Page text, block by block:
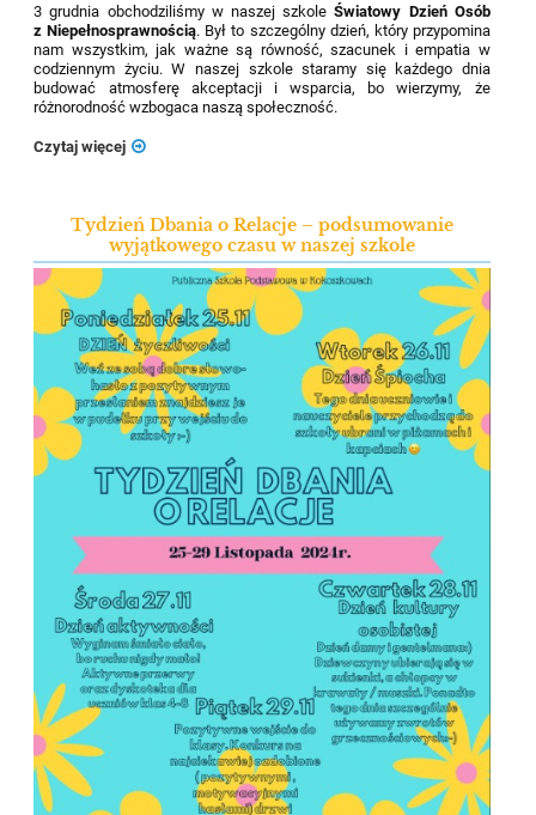
3 grudnia obchodziliśmy w naszej szkoleŚwiatowy Dzień Osób
z Niepełnosprawnością. Był to szczególny dzień, który przypomina
nam wszystkim, jak ważne są równość, szacunek i empatia w
codziennym życiu. W naszej szkole staramy się każdego dnia
budować atmosferę akceptacji i wsparcia, bo wierzymy, że
różnorodność wzbogaca naszą społeczność.
Czytaj więcej
Tydzień Dbania o Relacje – podsumowanie
wyjątkowego czasu w naszej szkole